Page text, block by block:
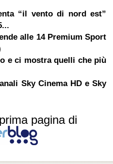
“il vento di nord est”
alle 14 Premium Sport
e ci mostra quelli che più
Sky Cinema HD e Sky
pagina di